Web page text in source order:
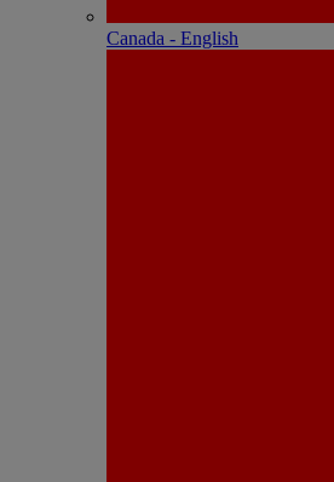
Canada - English